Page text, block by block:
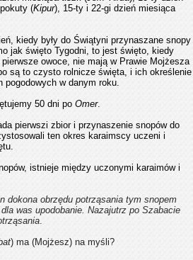
(Kipur), 15-ty i 22-gi dzień miesiąca
kiedy były do Świątyni przynaszane snopy
jak święto Tygodni, to jest święto, kiedy
owoce, nie mają w Prawie Mojżesza
są to czysto rolnicze święta, i ich określenie
pogodowych w danym roku.
50 dni po Omer.
pierwszi zbior ​​i przynaszenie snopów do
ten okres karaimscy uczeni i
istnieje między uczonymi karaimów i
dokona obrzędu potrząsania tym snopem
was upodobanie. Nazajutrz po Szabacie
.
) ma (Mojżesz) na myśli?